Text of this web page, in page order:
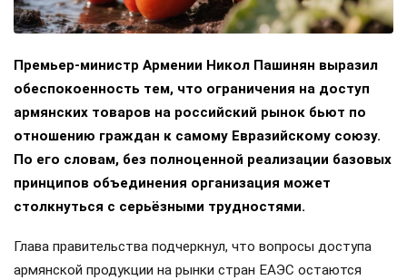
Премьер-министр Армении Никол Пашинян выразил
обеспокоенность тем, что ограничения на доступ
армянских товаров на российский рынок бьют по
отношению граждан к самому Евразийскому союзу.
По его словам, без полноценной реализации базовых
принципов объединения организация может
столкнуться с серьёзными трудностями.
Глава правительства подчеркнул, что вопросы доступа
армянской продукции на рынки стран ЕАЭС остаются